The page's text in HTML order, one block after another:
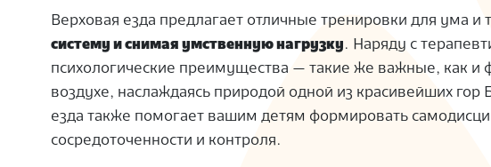
Верховая езда предлагает отличные тренировки для ума и
систему и снимая умственную нагрузку. Наряду с
психологические преимущества — такие же важные, как и
воздухе, наслаждаясь природой одной из красивейших гор
езда также помогает вашим детям формировать
сосредоточенности и контроля.